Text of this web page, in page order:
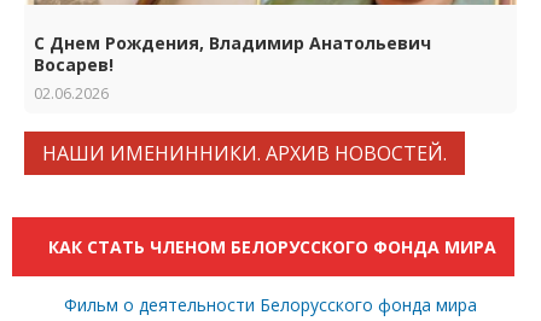
С Днем Рождения, Владимир Анатольевич
Восарев!
02.06.2026
НАШИ ИМЕНИННИКИ. АРХИВ НОВОСТЕЙ.
КАК СТАТЬ ЧЛЕНОМ БЕЛОРУССКОГО ФОНДА МИРА
Фильм о деятельности Белорусского фонда мира